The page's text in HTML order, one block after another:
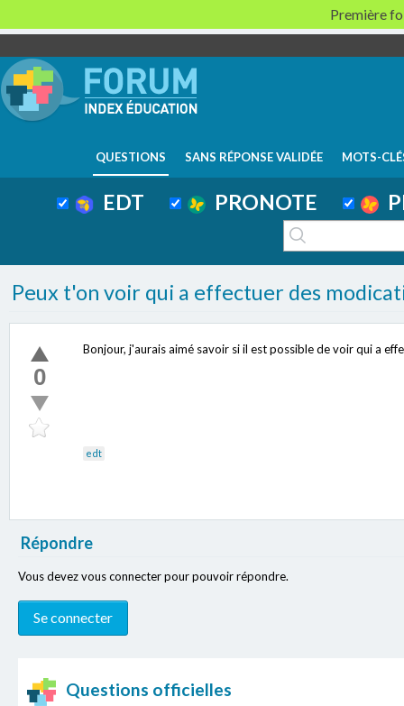
QUESTIONS SANS RÉPONSE VALIDÉE MOTS-
EDT PRONOTE
Peux t'on voir qui a effectuer des
0
Bonjour, j'aurais aimé savoir si il est possible de voir qui a
edt
Répondre
Vous devez vous connecter pour pouvoir répondre.
Questions officielles
Première